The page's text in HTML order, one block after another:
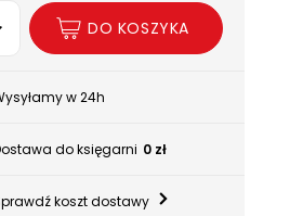
opcję
DO KOSZYKA
w 24h
do księgarni 0 zł
koszt dostawy